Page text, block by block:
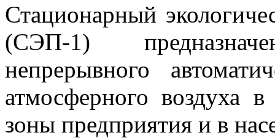
Стационарный
(СЭП-1)
непрерывного
атмосферного воздуха
зоны предприятия и в